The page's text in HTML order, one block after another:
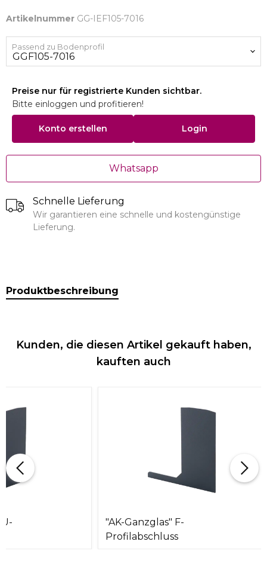
Artikelnummer GG-IEF105-7016
Passend zu Bodenprofil
Preise nur für registrierte Kunden sichtbar.
Bitte einloggen und profitieren!
Konto erstellen Login
Whatsapp
Schnelle Lieferung
Wir garantieren eine schnelle und kostengünstige
Lieferung.
Produktbeschreibung
Kunden, die diesen Artikel gekauft haben,
kauften auch
"AK-Ganzglas" F-
Profilabschluss